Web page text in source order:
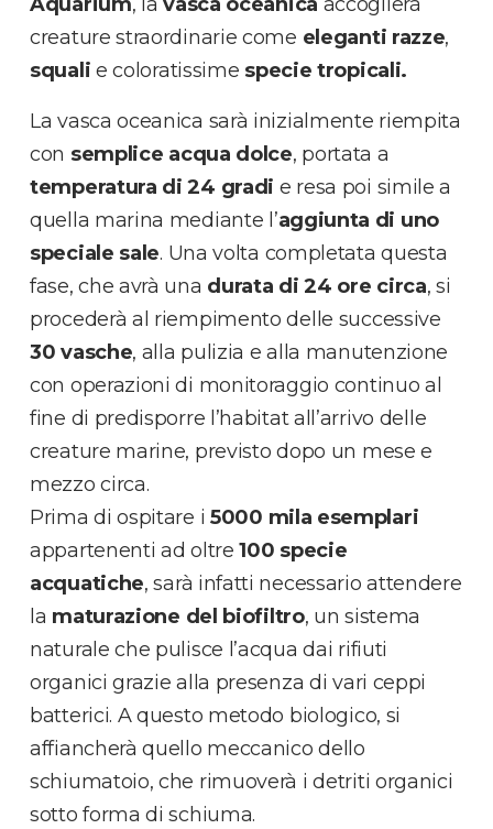
creature straordinarie come eleganti razze,
squali e coloratissime specie tropicali.
La vasca oceanica sarà inizialmente riempita
con semplice acqua dolce, portata a
temperatura di 24 gradi e resa poi simile a
quella marina mediante l’aggiunta di uno
speciale sale. Una volta completata questa
fase, che avrà una durata di 24 ore circa, si
procederà al riempimento delle successive
30 vasche, alla pulizia e alla manutenzione
con operazioni di monitoraggio continuo al
fine di predisporre l’habitat all’arrivo delle
creature marine, previsto dopo un mese e
mezzo circa.
Prima di ospitare i 5000 mila esemplari
appartenenti ad oltre100 specie
acquatiche, sarà infatti necessario attendere
la maturazione del biofiltro, un sistema
naturale che pulisce l’acqua dai rifiuti
organici grazie alla presenza di vari ceppi
batterici. A questo metodo biologico, si
affiancherà quello meccanico dello
schiumatoio, che rimuoverà i detriti organici
sotto forma di schiuma.